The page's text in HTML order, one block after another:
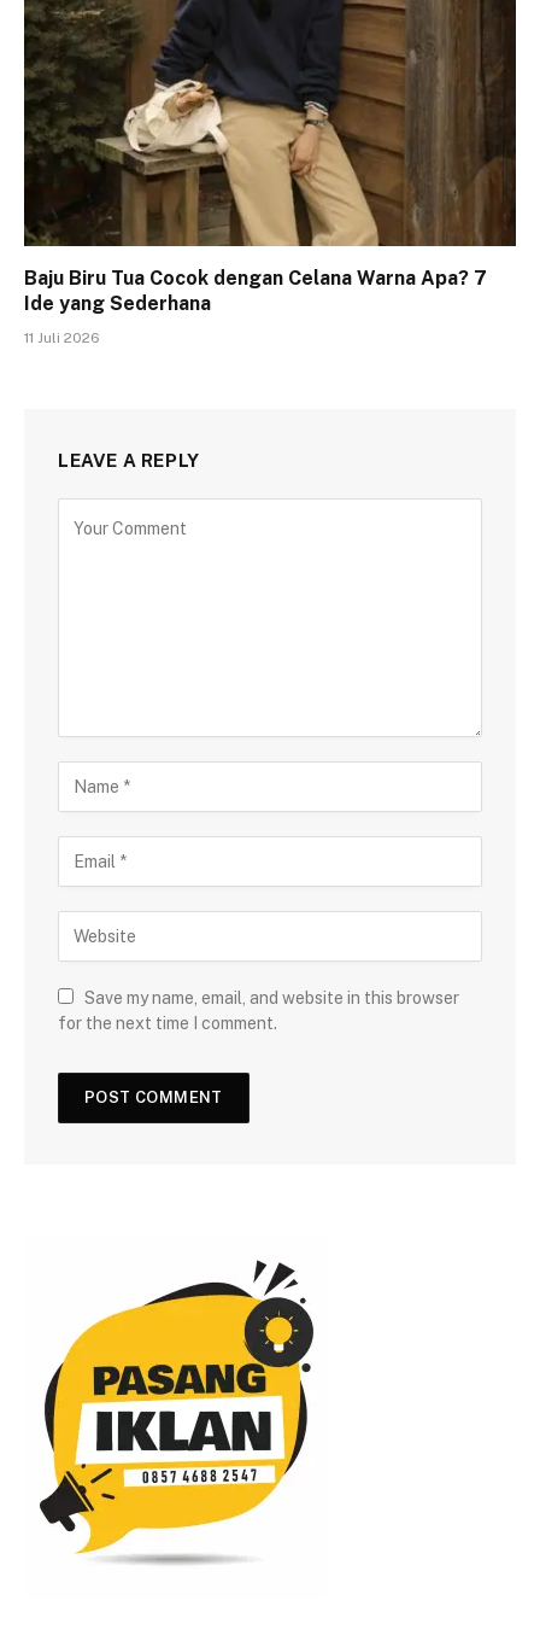
Baju Biru Tua Cocok dengan Celana Warna Apa? 7
Ide yang Sederhana
11 Juli 2026
LEAVE A REPLY
Save my name, email, and website in this browser
for the next time I comment.